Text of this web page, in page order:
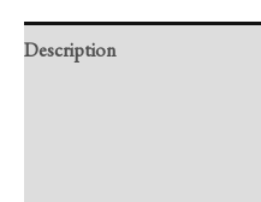
Description